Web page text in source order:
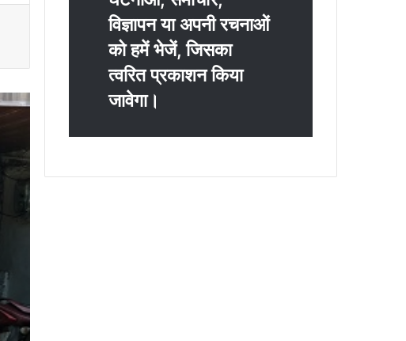
विज्ञापन या अपनी रचनाओं
को हमें भेजें, जिसका
त्‍वरित प्रकाशन किया
जावेगा।